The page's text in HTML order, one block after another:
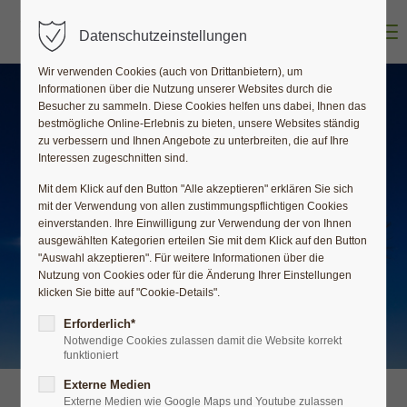
Der Eintrag "offcanvas-col2" existiert leider nicht.
Der Eintrag "offcanvas-col3" existiert leider nicht.
Der Eintrag "offcanvas-col4" existiert leider nicht.
Datenschutzeinstellungen
Wir verwenden Cookies (auch von Drittanbietern), um
Informationen über die Nutzung unserer Websites durch die
Besucher zu sammeln. Diese Cookies helfen uns dabei, Ihnen das
bestmögliche Online-Erlebnis zu bieten, unsere Websites ständig
zu verbessern und Ihnen Angebote zu unterbreiten, die auf Ihre
Interessen zugeschnitten sind.
Mit dem Klick auf den Button "Alle akzeptieren" erklären Sie sich
mit der Verwendung von allen zustimmungspflichtigen Cookies
einverstanden. Ihre Einwilligung zur Verwendung der von Ihnen
ausgewählten Kategorien erteilen Sie mit dem Klick auf den Button
"Auswahl akzeptieren". Für weitere Informationen über die
Nutzung von Cookies oder für die Änderung Ihrer Einstellungen
klicken Sie bitte auf "Cookie-Details".
Erforderlich*
Notwendige Cookies zulassen damit die Website korrekt
funktioniert
Externe Medien
Externe Medien wie Google Maps und Youtube zulassen